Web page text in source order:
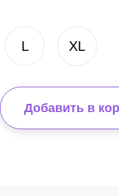
L XL
Добавить в